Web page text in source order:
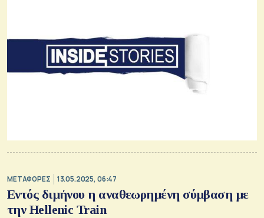
ΜΕΤΑΦΟΡΕΣ 13.05.2025, 06:47
Eντός διμήνου η αναθεωρημένη σύμβαση με
την Hellenic Train